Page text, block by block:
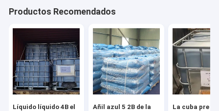
Productos Recomendados
Líquido líquido 4B el
Añil azul 5 2B de la
La cuba pre